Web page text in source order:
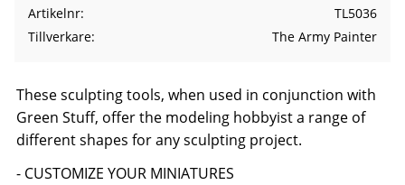
Artikelnr
TL5036
Tillverkare
The Army Painter
These sculpting tools, when used in conjunction with
Green Stuff, offer the modeling hobbyist a range of
different shapes for any sculpting project.
- CUSTOMIZE YOUR MINIATURES